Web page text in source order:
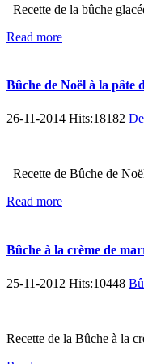
Recette de la bûche
Read more
Bûche de Noël à la pâte
26-11-2014 Hits:18182
Recette de Bûche de
Read more
Bûche à la crème de
25-11-2012 Hits:10448
Recette de la Bûche à la